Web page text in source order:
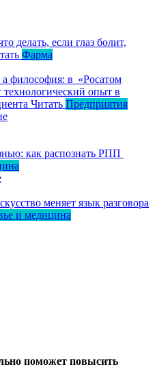
делать, если глаз болит,
Фарма
философия: в «Росатом
опыт в
Читать Предприятия
как распознать РПП
меняет язык разговора
и медицина
поможет повысить